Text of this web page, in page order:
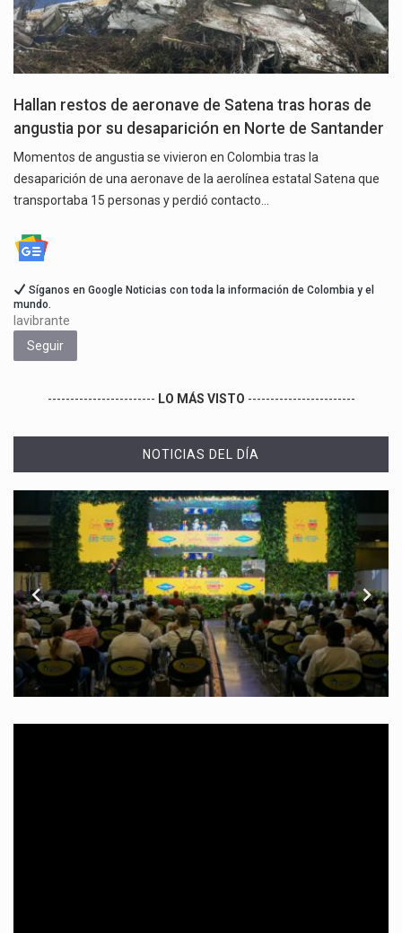
Hallan restos de aeronave de Satena tras horas de
angustia por su desaparición en Norte de Santander
Momentos de angustia se vivieron en Colombia tras la
desaparición de una aeronave de la aerolínea estatal Satena que
transportaba 15 personas y perdió contacto…
Síganos en Google Noticias con toda la información de Colombia y el
mundo.
lavibrante
Seguir
------------------------ LO MÁS VISTO ------------------------
NOTICIAS DEL DÍA